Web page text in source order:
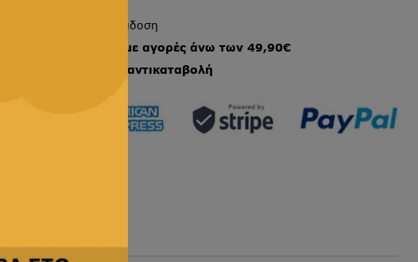
& γρήγορη παράδοση
δωρεάν μεταφορικά με αγορές άνω των 49,90€
αντικαταβολή